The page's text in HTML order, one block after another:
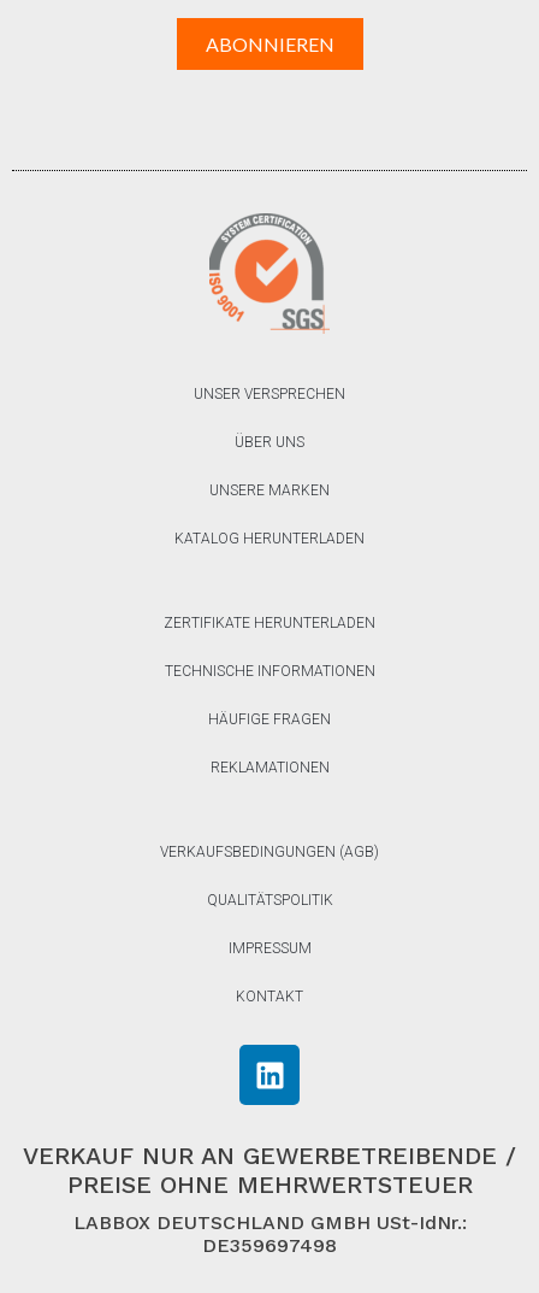
UNSER VERSPRECHEN
ÜBER UNS
UNSERE MARKEN
KATALOG HERUNTERLADEN
ZERTIFIKATE HERUNTERLADEN
TECHNISCHE INFORMATIONEN
HÄUFIGE FRAGEN
REKLAMATIONEN
VERKAUFSBEDINGUNGEN (AGB)
QUALITÄTSPOLITIK
IMPRESSUM
KONTAKT
VERKAUF NUR AN GEWERBETREIBENDE /
PREISE OHNE MEHRWERTSTEUER
LABBOX DEUTSCHLAND GMBH USt-IdNr.:
DE359697498